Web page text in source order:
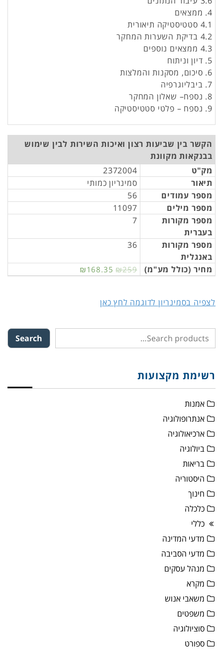
4. ממצאים
4.1 סטטיסטיקה תיאורית
4.2 בדיקת השערות המחקר
4.3 ממצאים נוספים
5. דיון וניתוח
6. סיכום, מסקנות והמלצות
7. ביבליוגרפיה
8. נספח– שאלון המחקר
9. נספח – פלטי סטטיסטיקה
הקשר בין שביעות רצון ואיכות השירות לבין שימוש
בבנקאות מקוונת
מק"ט
2372004
תיאור
סמינריון כמותי
מספר עמודים
56
מספר מילים
11097
מספר מקורות
בעברית
7
מספר מקורות
באנגלית
36
מחיר (כולל מע"מ) ₪168.35 ₪259
לצפיה בסמינריון לדוגמה לחץ כאן
Search
רשימת מקצועות
אמנות
אנתרופולוגיה
ארכיאולוגיה
ביולוגיה
בריאות
היסטוריה
חינוך
כלכלה
כללי
מדעי המדינה
מדעי הסביבה
מנהל עסקים
מקרא
משאבי אנוש
משפטים
סוציולוגיה
ספורט